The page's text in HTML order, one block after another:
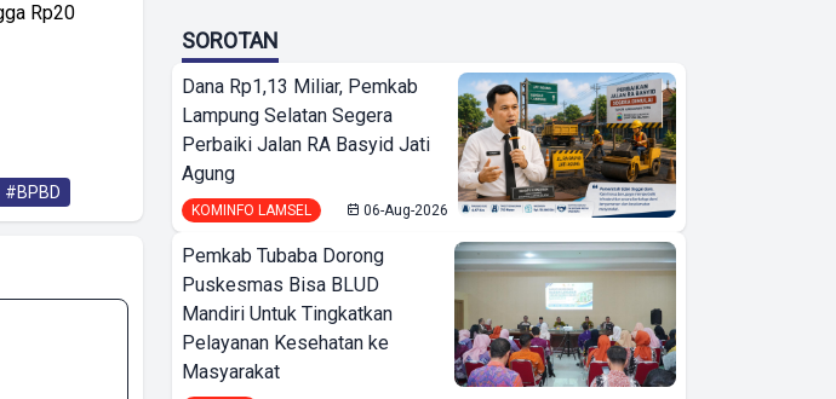
Rp20
#BPBD
SOROTAN
Dana Rp1,13 Miliar, Pemkab
Lampung Selatan Segera
Perbaiki Jalan RA Basyid Jati
Agung
KOMINFO LAMSEL 06-Aug-2026
Pemkab Tubaba Dorong
Puskesmas Bisa BLUD
Mandiri Untuk Tingkatkan
Pelayanan Kesehatan ke
Masyarakat